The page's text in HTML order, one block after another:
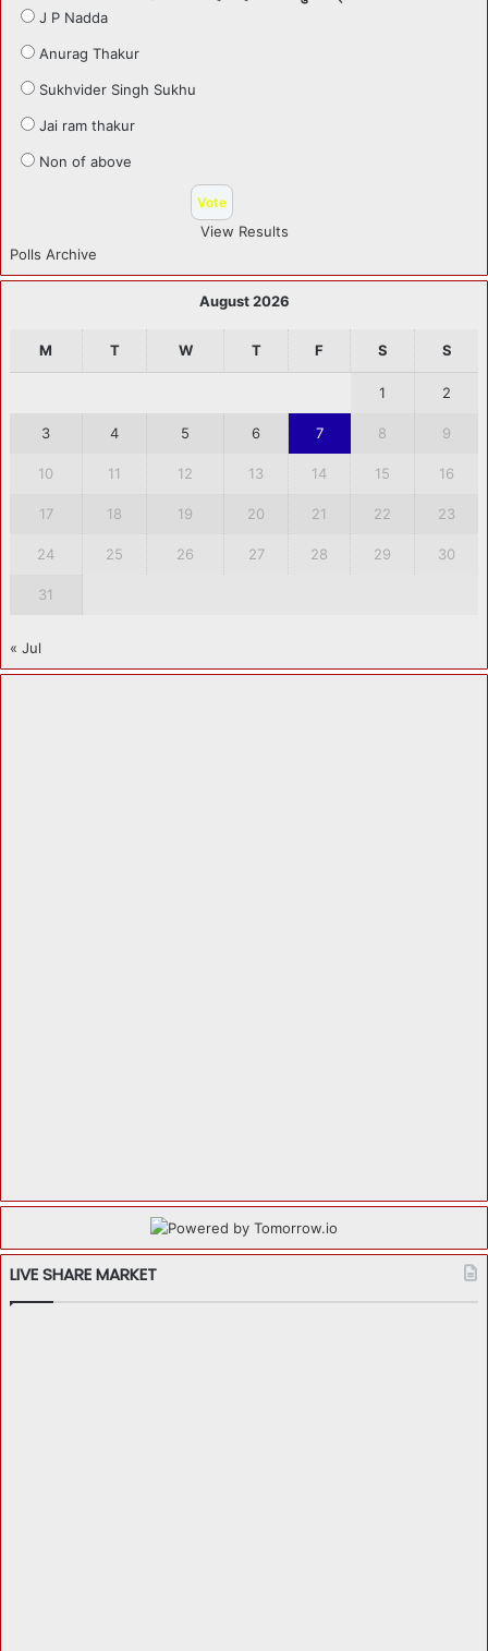
J P Nadda
Anurag Thakur
Sukhvider Singh Sukhu
Jai ram thakur
Non of above
View Results
Polls Archive
August 2026
M T W T F S S
1 2
3 4 5 6 7 8 9
10 11 12 13 14 15 16
17 18 19 20 21 22 23
24 25 26 27 28 29 30
31
« Jul
LIVE SHARE MARKET